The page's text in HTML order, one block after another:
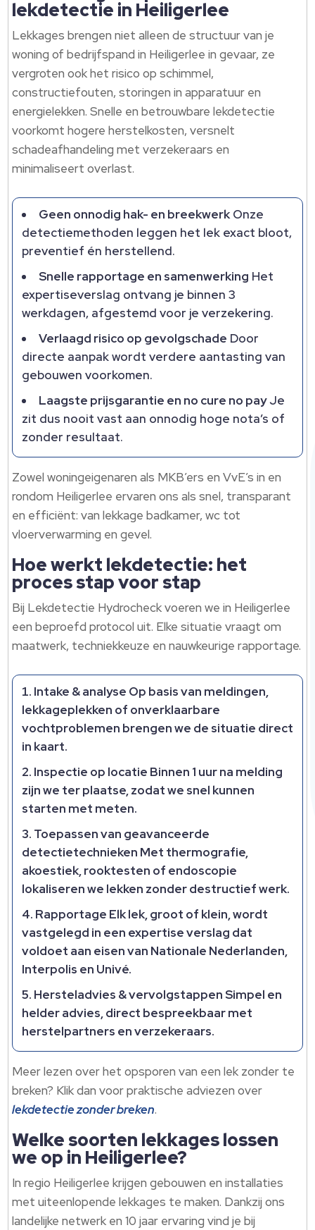
lekdetectie in Heiligerlee
Lekkages brengen niet alleen de structuur van je
woning of bedrijfspand in Heiligerlee in gevaar, ze
vergroten ook het risico op schimmel,
constructiefouten, storingen in apparatuur en
energielekken. Snelle en betrouwbare lekdetectie
voorkomt hogere herstelkosten, versnelt
schadeafhandeling met verzekeraars en
minimaliseert overlast.
Geen onnodig hak- en breekwerkOnze
detectiemethoden leggen het lek exact bloot,
preventief én herstellend.
Snelle rapportage en samenwerking Het
expertiseverslag ontvang je binnen 3
werkdagen, afgestemd voor je verzekering.
Verlaagd risico op gevolgschade Door
directe aanpak wordt verdere aantasting van
gebouwen voorkomen.
Laagste prijsgarantie en no cure no payJe
zit dus nooit vast aan onnodig hoge nota’s of
zonder resultaat.
Zowel woningeigenaren als MKB’ers en VvE’s in en
rondom Heiligerlee ervaren ons als snel, transparant
en efficiënt: van lekkage badkamer, wc tot
vloerverwarming en gevel.
Hoe werkt lekdetectie: het
proces stap voor stap
Bij Lekdetectie Hydrocheck voeren we in Heiligerlee
een beproefd protocol uit. Elke situatie vraagt om
maatwerk, techniekkeuze en nauwkeurige rapportage.
Intake & analyse Op basis van meldingen,
lekkageplekken of onverklaarbare
vochtproblemen brengen we de situatie direct
in kaart.
Inspectie op locatie Binnen 1 uur na melding
zijn we ter plaatse, zodat we snel kunnen
starten met meten.
Toepassen van geavanceerde
detectietechnieken Met thermografie,
akoestiek, rooktesten of endoscopie
lokaliseren we lekken zonder destructief werk.
Rapportage Elk lek, groot of klein, wordt
vastgelegd in een expertise verslag dat
voldoet aan eisen van Nationale Nederlanden,
Interpolis en Univé.
Hersteladvies & vervolgstappenSimpel en
helder advies, direct bespreekbaar met
herstelpartners en verzekeraars.
Meer lezen over het opsporen van een lek zonder te
breken? Klik dan voor praktische adviezen over
lekdetectie zonder breken.
Welke soorten lekkages lossen
we op in Heiligerlee?
In regio Heiligerlee krijgen gebouwen en installaties
met uiteenlopende lekkages te maken. Dankzij ons
landelijke netwerk en 10 jaar ervaring vind je bij